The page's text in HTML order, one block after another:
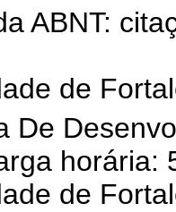
ABNT:
de
De
horária:
de